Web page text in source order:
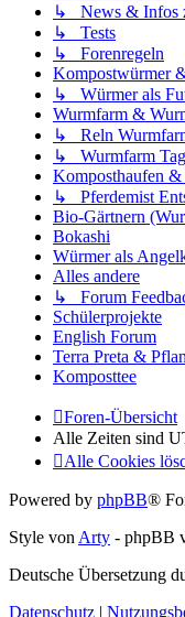
↳ News & Infos
↳ Tests
↳ Forenregeln
Kompostwürmer
↳ Würmer als
Wurmfarm &
↳ Reln
↳ Wurmfarm
Komposthaufen
↳ Pferdemist
Bio-Gärtnern
Bokashi
Würmer als
Alles andere
↳ Forum
Schülerprojekte
English Forum
Terra Preta &
Komposttee
Foren-Übersicht
Alle Zeiten sind
Alle Cookies
Powered by phpBB®
Style von Arty - phpBB
Deutsche Übersetzung
Datenschutz |